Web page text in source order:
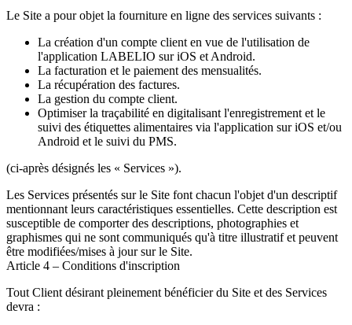
Le Site a pour objet la fourniture en ligne des services suivants :
La création d'un compte client en vue de l'utilisation de
l'application LABELIO sur iOS et Android.
La facturation et le paiement des mensualités.
La récupération des factures.
La gestion du compte client.
Optimiser la traçabilité en digitalisant l'enregistrement et le
suivi des étiquettes alimentaires via l'application sur iOS et/ou
Android et le suivi du PMS.
(ci-après désignés les « Services »).
Les Services présentés sur le Site font chacun l'objet d'un descriptif
mentionnant leurs caractéristiques essentielles. Cette description est
susceptible de comporter des descriptions, photographies et
graphismes qui ne sont communiqués qu'à titre illustratif et peuvent
être modifiées/mises à jour sur le Site.
Article 4 – Conditions d'inscription
Tout Client désirant pleinement bénéficier du Site et des Services
devra :